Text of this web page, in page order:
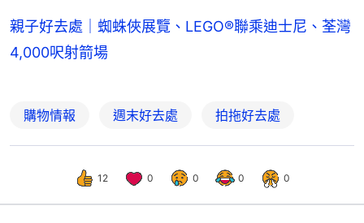
親子好去處｜蜘蛛俠展覽、LEGO®聯乘迪士尼、荃灣
4,000呎射箭場
購物情報 週末好去處 拍拖好去處
12 0 0 0 0